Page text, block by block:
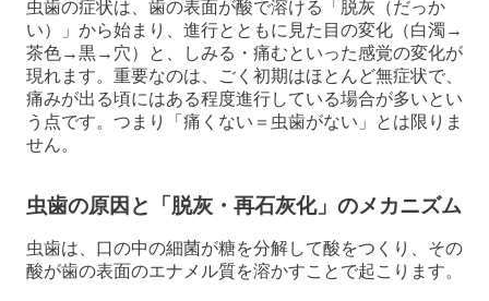
虫歯の症状は、歯の表面が酸で溶ける「脱灰（だっか
い）」から始まり、進行とともに見た目の変化（白濁→
茶色→黒→穴）と、しみる・痛むといった感覚の変化が
現れます。重要なのは、ごく初期はほとんど無症状で、
痛みが出る頃にはある程度進行している場合が多いとい
う点です。つまり「痛くない＝虫歯がない」とは限りま
せん。
虫歯の原因と「脱灰・再石灰化」のメカニズム
虫歯は、口の中の細菌が糖を分解して酸をつくり、その
酸が歯の表面のエナメル質を溶かすことで起こります。